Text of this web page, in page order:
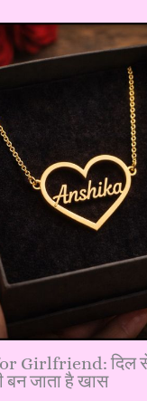
Girlfriend: दिल से
बन जाता है खास